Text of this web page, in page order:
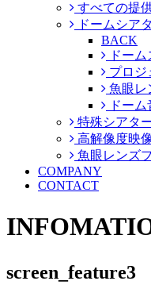
すべての提
ドームシア
BACK
ドー
プロジ
魚眼レ
ドーム
特殊シアタ
高解像度映
魚眼レンズ
COMPANY
CONTACT
screen_feature3